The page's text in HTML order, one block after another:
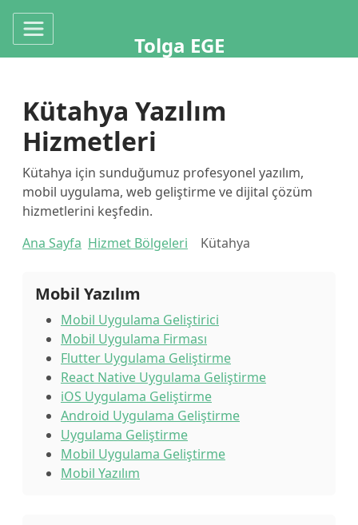
Tolga EGE
Kütahya Yazılım
Hizmetleri
Kütahya için sunduğumuz profesyonel yazılım,
mobil uygulama, web geliştirme ve dijital çözüm
hizmetlerini keşfedin.
Ana Sayfa Hizmet Bölgeleri Kütahya
Mobil Yazılım
Mobil Uygulama Geliştirici
Mobil Uygulama Firması
Flutter Uygulama Geliştirme
React Native Uygulama Geliştirme
iOS Uygulama Geliştirme
Android Uygulama Geliştirme
Uygulama Geliştirme
Mobil Uygulama Geliştirme
Mobil Yazılım